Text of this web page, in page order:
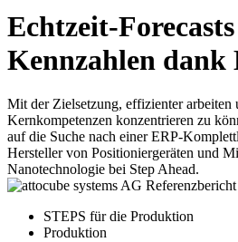
Echtzeit-
Kennzahlen dank
Mit der Zielsetzung, effizienter arbeiten
Kernkompetenzen konzentrieren zu
auf die Suche nach einer ERP-
Hersteller von Positioniergeräten und
Nanotechnologie bei Step Ahead.
STEPS für die Produktion
Produktion